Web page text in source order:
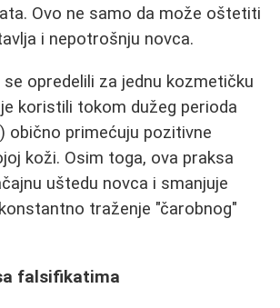
Ovo ne samo da može oštetiti
i nepotrošnju novca.
opredelili za jednu kozmetičku
koristili tokom dužeg perioda
obično primećuju pozitivne
koži. Osim toga, ova praksa
uštedu novca i smanjuje
traženje "čarobnog"
falsifikatima